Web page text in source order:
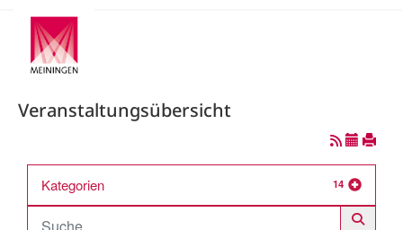
Veranstaltungsübersicht
Kategorien 14